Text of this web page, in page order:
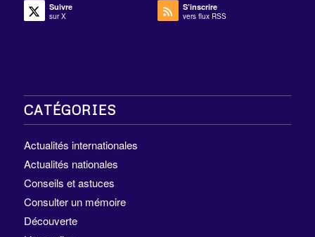
Suivre
sur X
S’inscrire
vers flux RSS
CATÉGORIES
Actualités internationales
Actualités nationales
Conseils et astuces
Consulter un mémoire
Découverte